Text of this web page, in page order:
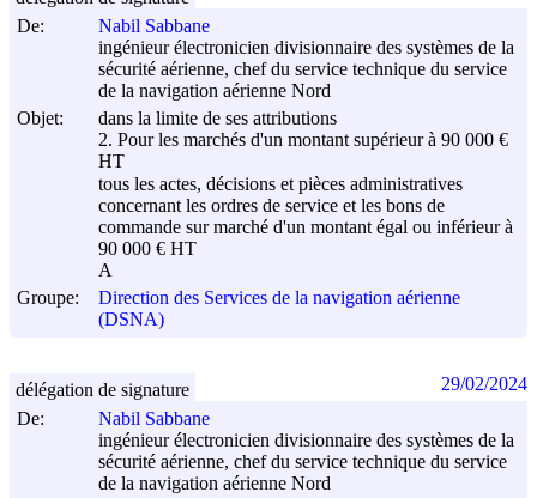
De:
Nabil Sabbane
ingénieur électronicien divisionnaire des systèmes de la
sécurité aérienne, chef du service technique du service
de la navigation aérienne Nord
Objet:
dans la limite de ses attributions
2. Pour les marchés d'un montant supérieur à 90 000 €
HT
tous les actes, décisions et pièces administratives
concernant les ordres de service et les bons de
commande sur marché d'un montant égal ou inférieur à
90 000 € HT
A
Groupe:
Direction des Services de la navigation aérienne
(DSNA)
De:
Nabil Sabbane
ingénieur électronicien divisionnaire des systèmes de la
sécurité aérienne, chef du service technique du service
de la navigation aérienne Nord
délégation de signature 29/02/2024